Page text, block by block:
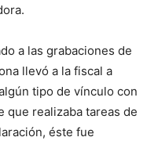
a las grabaciones de
llevó a la fiscal a
tipo de vínculo con
que realizaba tareas de
éste fue